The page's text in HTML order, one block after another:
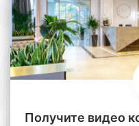
Получите видео